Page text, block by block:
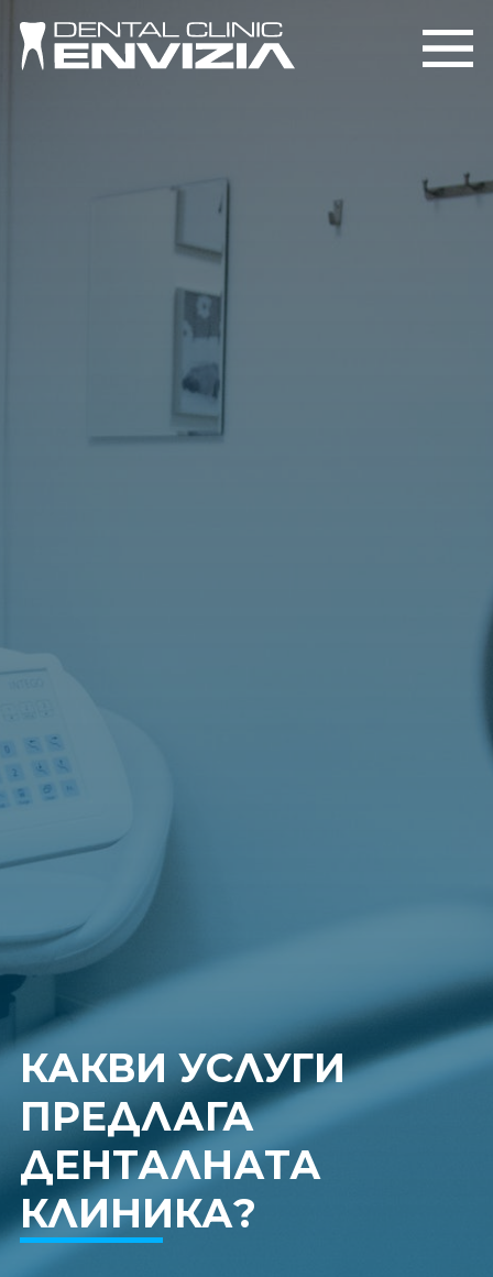
КАКВИ УСЛУГИ
ПРЕДЛАГА
ДЕНТАЛНАТА
КЛИНИКА?